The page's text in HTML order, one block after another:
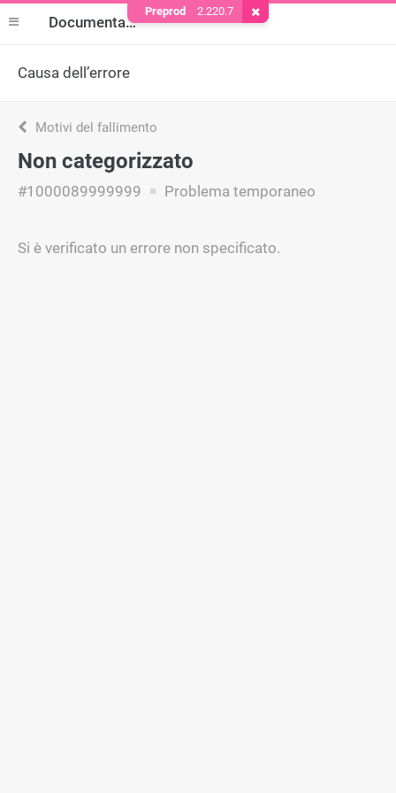
Documentazione
Causa dell’errore
Motivi del fallimento
Non categorizzato
#1000089999999 Problema temporaneo
Si è verificato un errore non specificato.
Preprod 2.220.7 Rimuovere il cookie